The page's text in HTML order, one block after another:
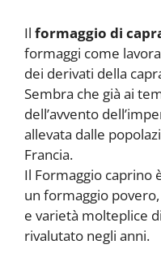
Il formaggio di
formaggi come
dei derivati della
Sembra che già ai
dell’avvento
allevata dalle
Francia.
Il Formaggio caprino
un formaggio
e varietà molteplice
rivalutato negli anni.